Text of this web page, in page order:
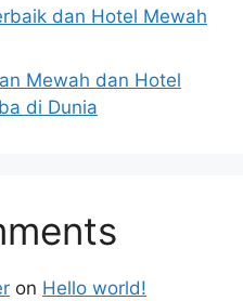
dan Hotel Mewah
Mewah dan Hotel
di Dunia
on Hello world!